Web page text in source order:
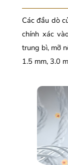
Các đầu dò
chính xác
trung bì, mỡ
1.5 mm, 3.0